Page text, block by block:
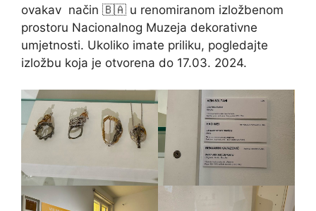
ovakav način 🇧🇦 u renomiranom izložbenom
prostoru Nacionalnog Muzeja dekorativne
umjetnosti. Ukoliko imate priliku, pogledajte
izložbu koja je otvorena do 17.03. 2024.